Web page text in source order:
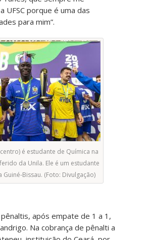
UFSC porque é uma das
para mim”.
é estudante de Química na
da Unila. Ele é um estudante
Guiné-Bissau. (Foto: Divulgação)
pênaltis, após empate de 1 a 1,
Na cobrança de pênalti a